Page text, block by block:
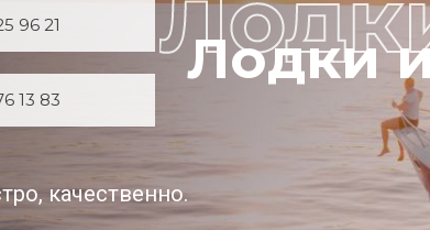
Лодки
96 21
13 83
качественно.